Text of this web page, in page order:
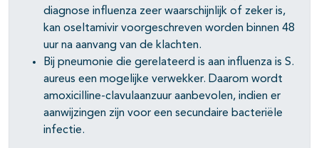
diagnose influenza zeer waarschijnlijk of zeker is,
kan oseltamivir voorgeschreven worden binnen 48
uur na aanvang van de klachten.
Bij pneumonie die gerelateerd is aan influenza is S.
aureus een mogelijke verwekker. Daarom wordt
amoxicilline-clavulaanzuur aanbevolen, indien er
aanwijzingen zijn voor een secundaire bacteriële
infectie.